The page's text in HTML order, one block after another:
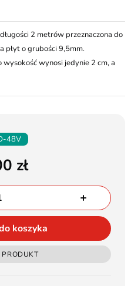
2 metrów przeznaczona do
płyt o grubości 9,5mm.
wynosi jedynie 2 cm, a
48V
koszyka
PRODUKT